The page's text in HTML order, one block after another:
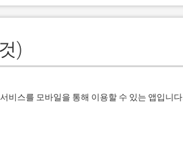
)
비스를 모바일을 통해 이용할 수 있는 앱입니다.